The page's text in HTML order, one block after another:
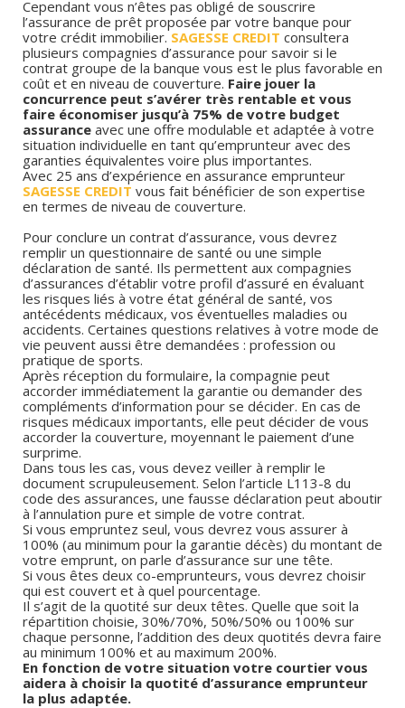
Cependant vous n’êtes pas obligé de souscrire
l’assurance de prêt proposée par votre banque pour
votre crédit immobilier.SAGESSE CREDIT consultera
plusieurs compagnies d’assurance pour savoir si le
contrat groupe de la banque vous est le plus favorable en
coût et en niveau de couverture. Faire jouer la
concurrence peut s’avérer très rentable et vous
faire économiser jusqu’à 75% de votre budget
assuranceavec une offre modulable et adaptée à votre
situation individuelle en tant qu’emprunteur avec des
garanties équivalentes voire plus importantes.
Avec 25 ans d’expérience en assurance emprunteur
SAGESSE CREDIT vous fait bénéficier de son expertise
en termes de niveau de couverture.
Pour conclure un contrat d’assurance, vous devrez
remplir un questionnaire de santé ou une simple
déclaration de santé. Ils permettent aux compagnies
d’assurances d’établir votre profil d’assuré en évaluant
les risques liés à votre état général de santé, vos
antécédents médicaux, vos éventuelles maladies ou
accidents. Certaines questions relatives à votre mode de
vie peuvent aussi être demandées : profession ou
pratique de sports.
Après réception du formulaire, la compagnie peut
accorder immédiatement la garantie ou demander des
compléments d’information pour se décider. En cas de
risques médicaux importants, elle peut décider de vous
accorder la couverture, moyennant le paiement d’une
surprime.
Dans tous les cas, vous devez veiller à remplir le
document scrupuleusement. Selon l’article L113-8 du
code des assurances, une fausse déclaration peut aboutir
à l’annulation pure et simple de votre contrat.
Si vous empruntez seul, vous devrez vous assurer à
100% (au minimum pour la garantie décès) du montant de
votre emprunt, on parle d’assurance sur une tête.
Si vous êtes deux co-emprunteurs, vous devrez choisir
qui est couvert et à quel pourcentage.
Il s’agit de la quotité sur deux têtes. Quelle que soit la
répartition choisie, 30%/70%, 50%/50% ou 100% sur
chaque personne, l’addition des deux quotités devra faire
au minimum 100% et au maximum 200%.
En fonction de votre situation votre courtier vous
aidera à choisir la quotité d’assurance emprunteur
la plus adaptée.